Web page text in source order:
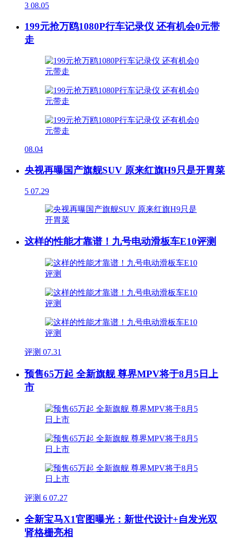
3 08.05
199元抢万鸥1080P行车记录仪 还有机会0元带
走
08.04
央视再曝国产旗舰SUV 原来红旗H9只是开胃菜
5 07.29
这样的性能才靠谱！九号电动滑板车E10评测
评测 07.31
预售65万起 全新旗舰 尊界MPV将于8月5日上
市
评测 6 07.27
全新宝马X1官图曝光：新世代设计+自发光双
肾格栅亮相